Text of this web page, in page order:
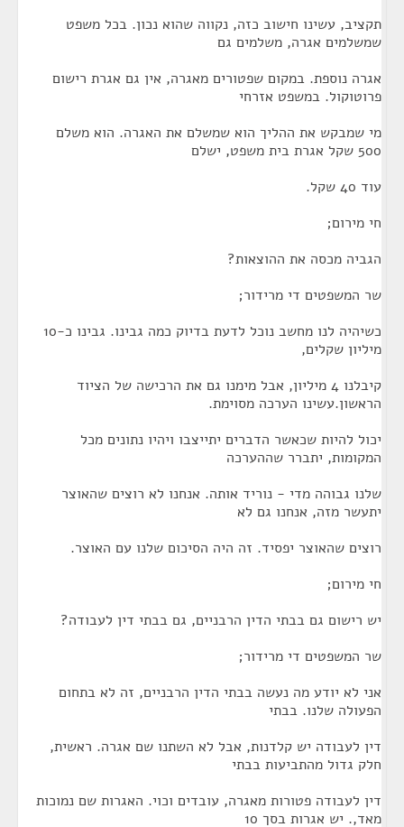
תקציב, עשינו חישוב כזה, נקווה שהוא נכון. בכל משפט
שמשלמים אגרה, משלמים גם
אגרה נוספת. במקום שפטורים מאגרה, אין גם אגרת רישום
פרוטוקול. במשפט אזרחי
מי שמבקש את ההליך הוא שמשלם את האגרה. הוא משלם
500 שקל אגרת בית משפט, ישלם
עוד 40 שקל.
חי מירום;
הגביה מכסה את ההוצאות?
שר המשפטים די מרידור;
כשיהיה לנו מחשב נוכל לדעת בדיוק כמה גבינו. גבינו כ-10
מיליון שקלים,
קיבלנו 4 מיליון, אבל מימנו גם את הרכישה של הציוד
הראשון.עשינו הערכה מסוימת.
יכול להיות שכאשר הדברים יתייצבו ויהיו נתונים מכל
המקומות, יתברר שההערכה
שלנו גבוהה מדי - נוריד אותה. אנחנו לא רוצים שהאוצר
יתעשר מזה, אנחנו גם לא
רוצים שהאוצר יפסיד. זה היה הסיכום שלנו עם האוצר.
חי מירום;
יש רישום גם בבתי הדין הרבניים, גם בבתי דין לעבודה?
שר המשפטים די מרידור;
אני לא יודע מה נעשה בבתי הדין הרבניים, זה לא בתחום
הפעולה שלנו. בבתי
דין לעבודה יש קלדנות, אבל לא השתנו שם אגרה. ראשית,
חלק גדול מהתביעות בבתי
דין לעבודה פטורות מאגרה, עובדים וכוי. האגרות שם נמוכות
מאד,. יש אגרות בסך 10